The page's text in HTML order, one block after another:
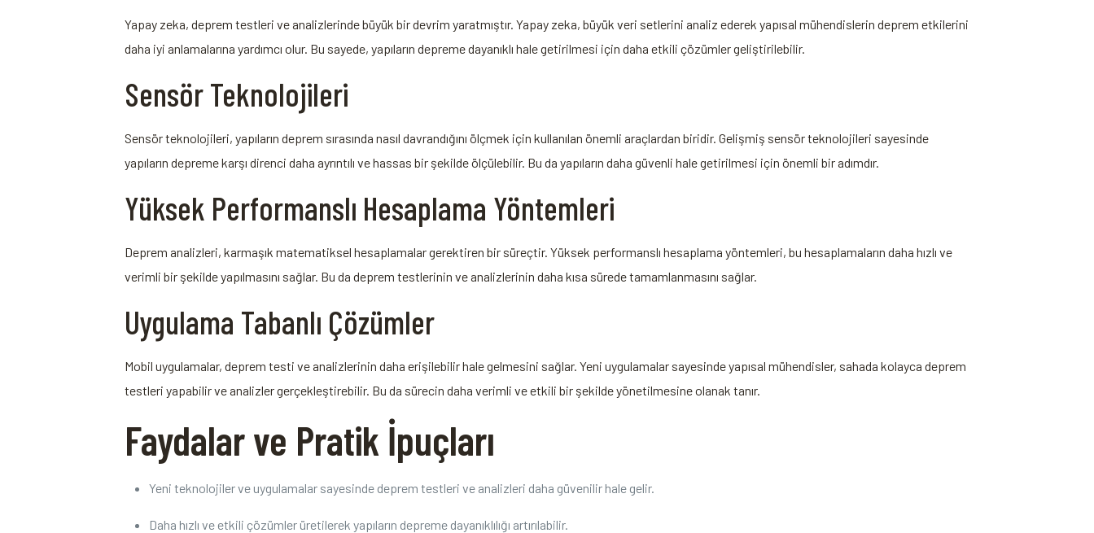
Yapay zeka, deprem testleri ve analizlerinde büyük bir devrim yaratmıştır. Yapay zeka, büyük veri setlerini analiz ederek yapısal mühendislerin deprem etkilerini
daha iyi anlamalarına yardımcı olur. Bu sayede, yapıların depreme dayanıklı hale getirilmesi için daha etkili çözümler geliştirilebilir.
Sensör Teknolojileri
Sensör teknolojileri, yapıların deprem sırasında nasıl davrandığını ölçmek için kullanılan önemli araçlardan biridir. Gelişmiş sensör teknolojileri sayesinde
yapıların depreme karşı direnci daha ayrıntılı ve hassas bir şekilde ölçülebilir. Bu da yapıların daha güvenli hale getirilmesi için önemli bir adımdır.
Yüksek Performanslı Hesaplama Yöntemleri
Deprem analizleri, karmaşık matematiksel hesaplamalar gerektiren bir süreçtir. Yüksek performanslı hesaplama yöntemleri, bu hesaplamaların daha hızlı ve
verimli bir şekilde yapılmasını sağlar. Bu da deprem testlerinin ve analizlerinin daha kısa sürede tamamlanmasını sağlar.
Uygulama Tabanlı Çözümler
Mobil uygulamalar, deprem testi ve analizlerinin daha erişilebilir hale gelmesini sağlar. Yeni uygulamalar sayesinde yapısal mühendisler, sahada kolayca deprem
testleri yapabilir ve analizler gerçekleştirebilir. Bu da sürecin daha verimli ve etkili bir şekilde yönetilmesine olanak tanır.
Faydalar ve Pratik İpuçları
Yeni teknolojiler ve uygulamalar sayesinde deprem testleri ve analizleri daha güvenilir hale gelir.
Daha hızlı ve etkili çözümler üretilerek yapıların depreme dayanıklılığı artırılabilir.